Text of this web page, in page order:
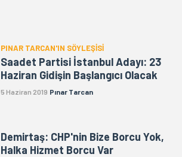
PINAR TARCAN'IN SÖYLEŞİSİ
Saadet Partisi İstanbul Adayı: 23
Haziran Gidişin Başlangıcı Olacak
5 Haziran 2019 Pınar Tarcan
Demirtaş: CHP'nin Bize Borcu Yok,
Halka Hizmet Borcu Var